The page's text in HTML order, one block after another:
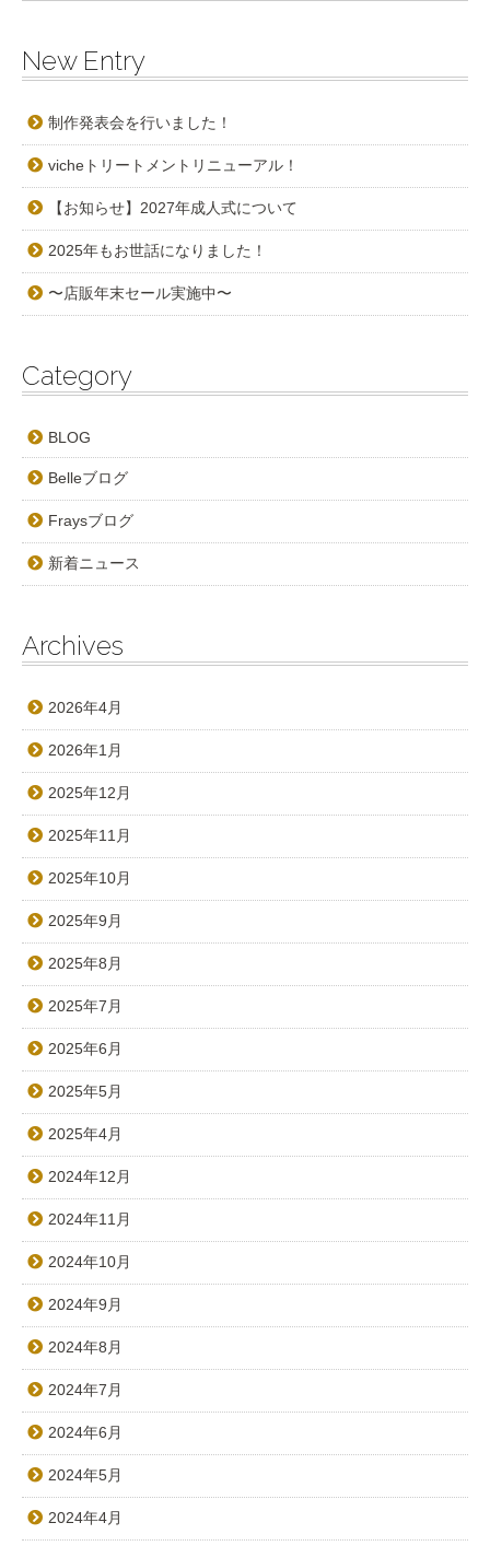
New Entry
制作発表会を行いました！
vicheトリートメントリニューアル！
【お知らせ】2027年成人式について
2025年もお世話になりました！
〜店販年末セール実施中〜
Category
BLOG
Belleブログ
Fraysブログ
新着ニュース
Archives
2026年4月
2026年1月
2025年12月
2025年11月
2025年10月
2025年9月
2025年8月
2025年7月
2025年6月
2025年5月
2025年4月
2024年12月
2024年11月
2024年10月
2024年9月
2024年8月
2024年7月
2024年6月
2024年5月
2024年4月